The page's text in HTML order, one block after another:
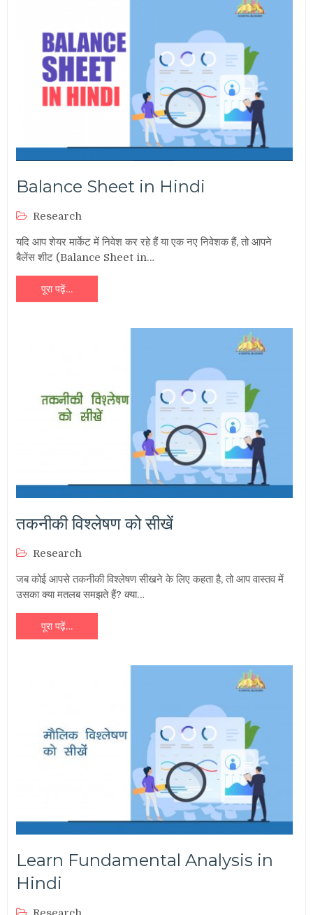
Balance Sheet in Hindi
Research
यदि आप शेयर मार्केट में निवेश कर रहे हैं या एक नए निवेशक हैं, तो आपने
बैलेंस शीट (Balance Sheet in…
पूरा पढ़ें…
तकनीकी विश्लेषण को सीखें
Research
जब कोई आपसे तकनीकी विश्लेषण सीखने के लिए कहता है, तो आप वास्तव में
उसका क्या मतलब समझते हैं? क्या…
पूरा पढ़ें…
Learn Fundamental Analysis in
Hindi